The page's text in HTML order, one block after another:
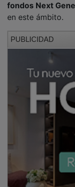
en este ámbito.
La jornada fue
directora general
antes de una
Europea EPBDy
rehabilitación.
, concejal
Alumbrado
Bajas Emisiones
Elena Guijarro
Arquitectos de
Gárgoles Cáceres
Aparejadores y